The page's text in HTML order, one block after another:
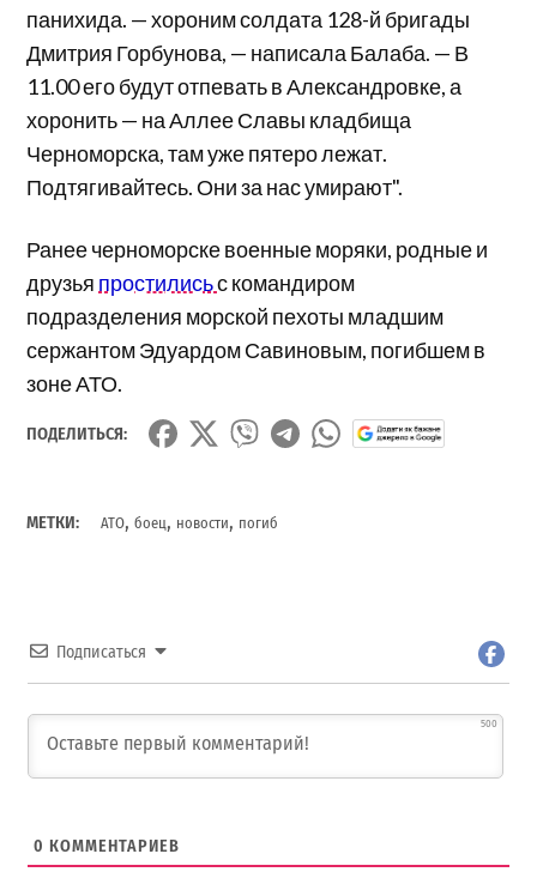
панихида. — хороним солдата 128-й бригады
Дмитрия Горбунова, — написала Балаба. — В
11.00 его будут отпевать в Александровке, а
хоронить — на Аллее Славы кладбища
Черноморска, там уже пятеро лежат.
Подтягивайтесь. Они за нас умирают".
Ранее черноморске военные моряки, родные и
друзья простилисьс командиром
подразделения морской пехоты младшим
сержантом Эдуардом Савиновым, погибшем в
зоне АТО.
ПОДЕЛИТЬСЯ:
МЕТКИ: АТО,боец, новости, погиб
Подписаться
500
0 КОММЕНТАРИЕВ